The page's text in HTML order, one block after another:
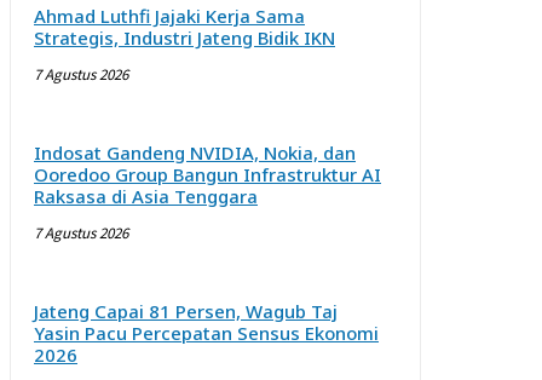
Ahmad Luthfi Jajaki Kerja Sama
Strategis, Industri Jateng Bidik IKN
7 Agustus 2026
Indosat Gandeng NVIDIA, Nokia, dan
Ooredoo Group Bangun Infrastruktur AI
Raksasa di Asia Tenggara
7 Agustus 2026
Jateng Capai 81 Persen, Wagub Taj
Yasin Pacu Percepatan Sensus Ekonomi
2026